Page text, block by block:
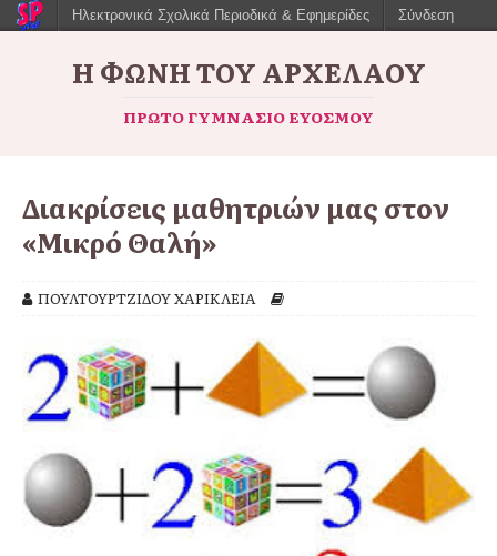
Η ΦΩΝΉ ΤΟΥ ΑΡΧΈΛΑΟΥ
ΠΡΏΤΟ ΓΥΜΝΆΣΙΟ ΕΥΌΣΜΟΥ
Διακρίσεις μαθητριών μας στον
«Μικρό Θαλή»
ΠΟΥΛΤΟΥΡΤΖΙΔΟΥ ΧΑΡΙΚΛΕΙΑ
Ηλεκτρονικά Σχολικά Περιοδικά & Εφημερίδες Σύνδεση